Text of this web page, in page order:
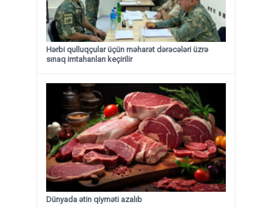
Hərbi qulluqçular üçün məharət dərəcələri üzrə
sınaq imtahanları keçirilir
Dünyada ətin qiyməti azalıb